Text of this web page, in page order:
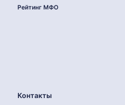
Рейтинг МФО
Контакты